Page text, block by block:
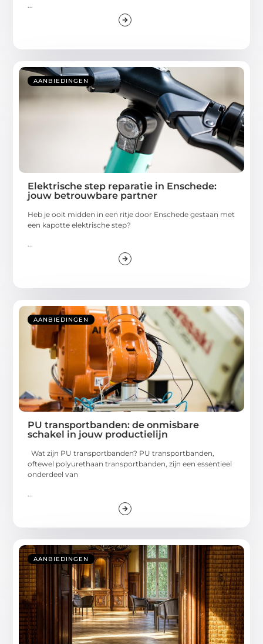
...
AANBIEDINGEN
Elektrische step reparatie in Enschede:
jouw betrouwbare partner
Heb je ooit midden in een ritje door Enschede gestaan met
een kapotte elektrische step?
...
AANBIEDINGEN
PU transportbanden: de onmisbare
schakel in jouw productielijn
Wat zijn PU transportbanden? PU transportbanden,
oftewel polyurethaan transportbanden, zijn een essentieel
onderdeel van
AANBIEDINGEN